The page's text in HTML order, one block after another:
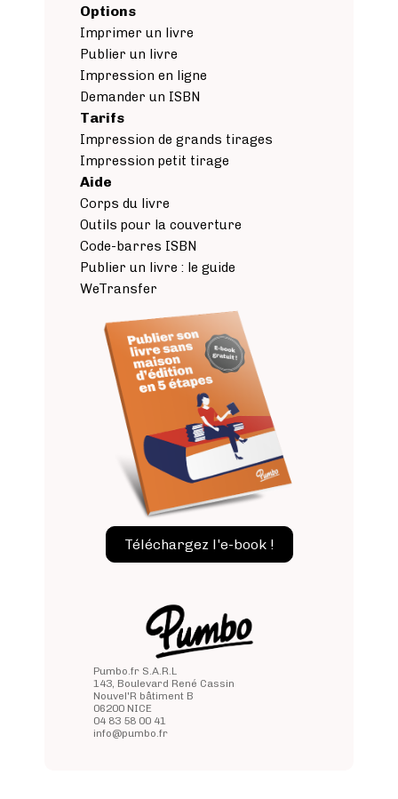
Pumbo.fr S.A.R.L
143, Boulevard René Cassin
Nouvel'R bâtiment B
06200 NICE
04 83 58 00 41
info@pumbo.fr
Options
Imprimer un livre
Publier un livre
Impression en ligne
Demander un ISBN
Tarifs
Impression de grands tirages
Impression petit tirage
Aide
Corps du livre
Outils pour la couverture
Code-barres ISBN
Publier un livre : le guide
WeTransfer
Téléchargez l'e-book !